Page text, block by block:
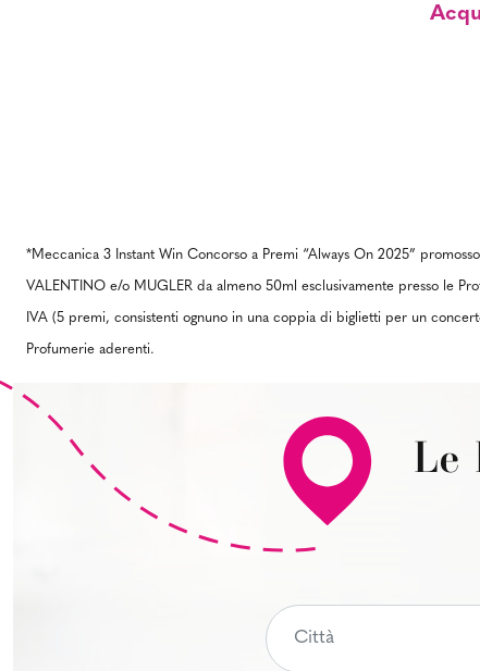
*Meccanica 3 Instant Win Concorso a Premi “Always On 2025”
VALENTINO e/o MUGLER da almeno 50ml esclusivamente presso le
IVA (5 premi, consistenti ognuno in una coppia di biglietti per un
Profumerie aderenti.
Le